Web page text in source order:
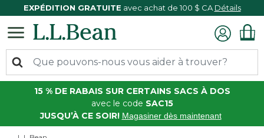
EXPÉDITION GRATUITE avec achat de 100 $ CA Détails
15 % DE RABAIS SUR CERTAINS SACS À DOS
avec le code SAC15
JUSQU’À CE SOIR! Magasiner dès maintenant